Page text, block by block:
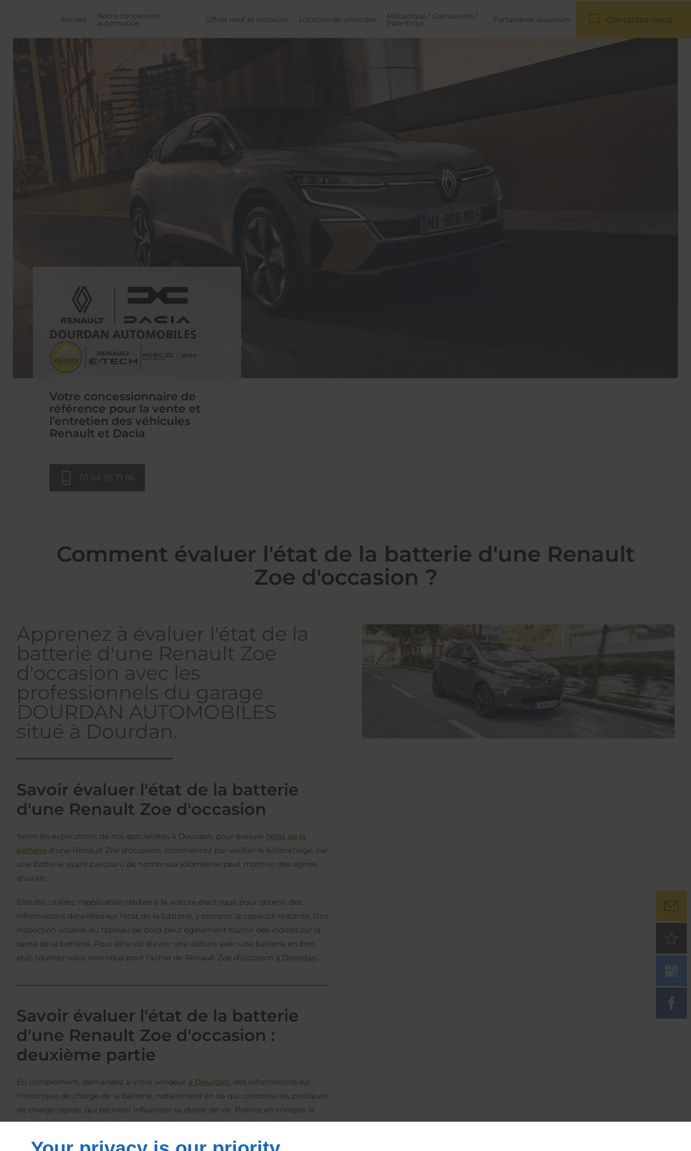
Votre concessionnaire de
référence pour la vente et
l’entretien des véhicules
Renault et Dacia
01 64 59 71 86
Accueil Notre concession
automobile Offres neuf et occasion Location de véhicules Mécanique / Carrosserie /
Pare-brise Partenaires assureurs Contactez-nous
Comment évaluer l'état de la batterie d'une Renault
Zoe d'occasion ?
Apprenez à évaluer l'état de la
batterie d'une Renault Zoe
d'occasion avec les
professionnels du garage
DOURDAN AUTOMOBILES
situé à Dourdan.
Savoir évaluer l'état de la batterie
d'une Renault Zoe d'occasion
Selon les explications de nos spécialistes à Dourdan, pour évaluer l'état de la
batterie d'une Renault Zoe d'occasion, commencez par vérifier le kilométrage, car
une batterie ayant parcouru de nombreux kilomètres peut montrer des signes
d'usure.
Ensuite, utilisez l'application dédiée à la voiture électrique pour obtenir des
informations détaillées sur l'état de la batterie, y compris la capacité restante. Une
inspection visuelle du tableau de bord peut également fournir des indices sur la
santé de la batterie. Pour être sûr d’avoir une voiture avec une batterie en bon
état, tournez-vous vers nous pour l’achat de Renault Zoe d’occasion à Dourdan.
Savoir évaluer l'état de la batterie
d'une Renault Zoe d'occasion :
deuxième partie
En complément, demandez à votre vendeur à Dourdan, des informations sur
l'historique de charge de la batterie, notamment en ce qui concerne les pratiques
de charge rapide, qui peuvent influencer sa durée de vie. Prenez en compte la
garantie de la batterie restante, si elle est encore valide, car cela peut être un